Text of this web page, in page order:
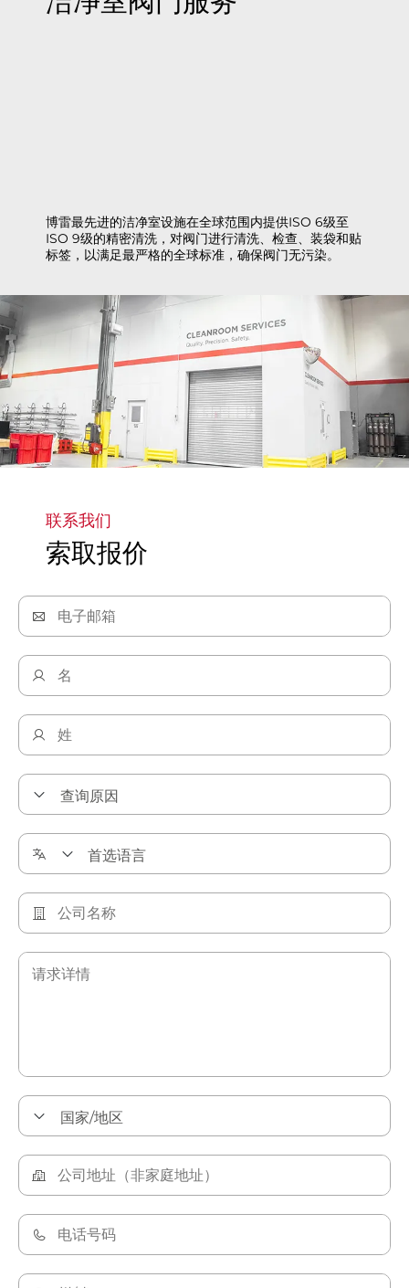
博雷最先进的洁净室设施在全球范围内提供ISO 6级至
ISO 9级的精密清洗，对阀门进行清洗、检查、装袋和贴
标签，以满足最严格的全球标准，确保阀门无污染。
探索我们的精密清洁解决方案
联系我们
索取报价